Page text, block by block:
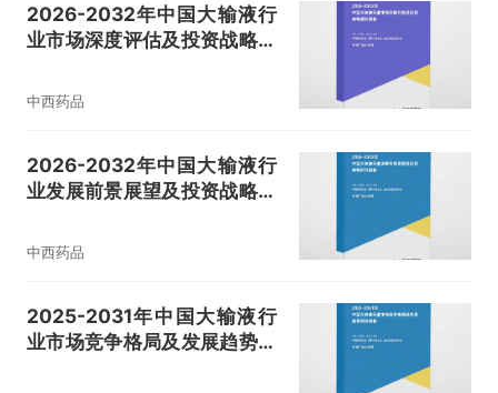
2026-2032年中国大输液行
业市场深度评估及投资战略规
中西药品
2026-2032年中国大输液行
业发展前景展望及投资战略研
中西药品
2025-2031年中国大输液行
业市场竞争格局及发展趋势预